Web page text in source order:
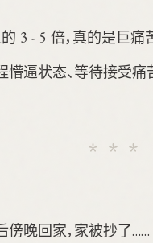
- 5 倍，真的是巨痛苦
懵逼状态、等待接受痛
傍晚回家，家被抄了……